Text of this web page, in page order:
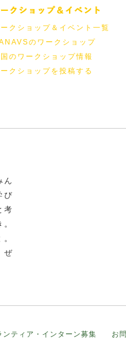
クショップ＆イベント一覧
のワークショップ
のワークショップ情報
クショップを投稿する
ん
び
考
ぜ
ンティア・インターン募集 お